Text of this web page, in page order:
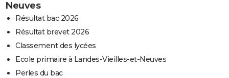
Neuves
Résultat bac 2026
Résultat brevet 2026
Classement des lycées
Ecole primaire à Landes-Vieilles-et-Neuves
Perles du bac